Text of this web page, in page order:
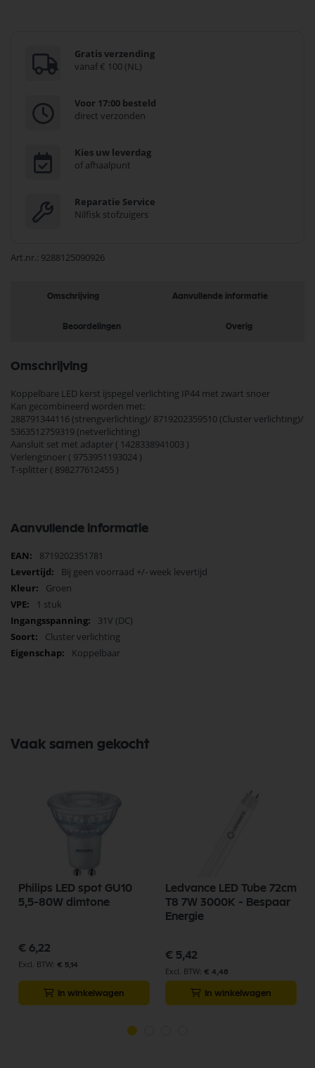
Gratis verzending
vanaf € 100 (NL)
Voor 17:00 besteld
direct verzonden
Kies uw leverdag
of afhaalpunt
Reparatie Service
Nilfisk stofzuigers
Art.nr. 9288125090926
Omschrijving Aanvullende informatie
Beoordelingen Overig
Omschrijving
Koppelbare LED kerst ijspegel verlichting IP44 met zwart snoer
Kan gecombineerd worden met:
288791344116 (strengverlichting)/ 8719202359510 (Cluster verlichting)/
5363512759319 (netverlichting)
Aansluit set met adapter ( 1428338941003 )
Verlengsnoer ( 9753951193024 )
T-splitter ( 898277612455 )
Aanvullende informatie
Meer
informatie
8719202351781
Bij geen voorraad +/- week levertijd
Groen
1 stuk
31V (DC)
Cluster verlichting
Koppelbaar
Vaak samen gekocht
Philips LED spot GU10
5,5-80W dimtone
€ 6,22
€ 5,14
In winkelwagen
Ledvance LED Tube 72cm
T8 7W 3000K - Bespaar
Energie
€ 5,42
€ 4,48
In winkelwagen